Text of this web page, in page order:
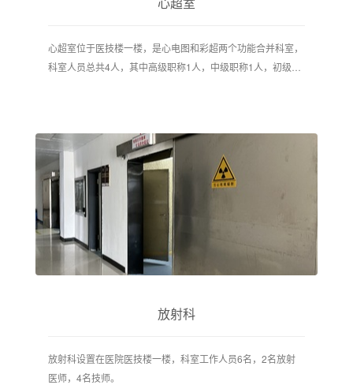
心超室位于医技楼一楼，是心电图和彩超两个功能合并科室，
科室人员总共4人，其中高级职称1人，中级职称1人，初级职
放射科
放射科设置在医院医技楼一楼，科室工作人员6名，2名放射
医师，4名技师。